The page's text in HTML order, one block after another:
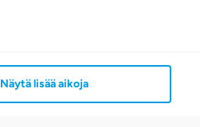
Näytä lisää aikoja